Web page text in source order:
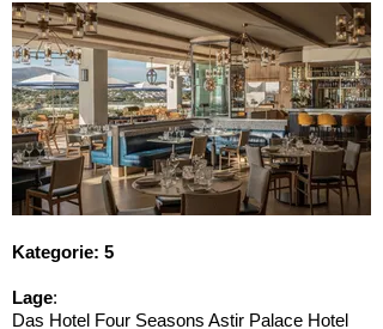
Kategorie: 5
Lage:
Das Hotel Four Seasons Astir Palace Hotel